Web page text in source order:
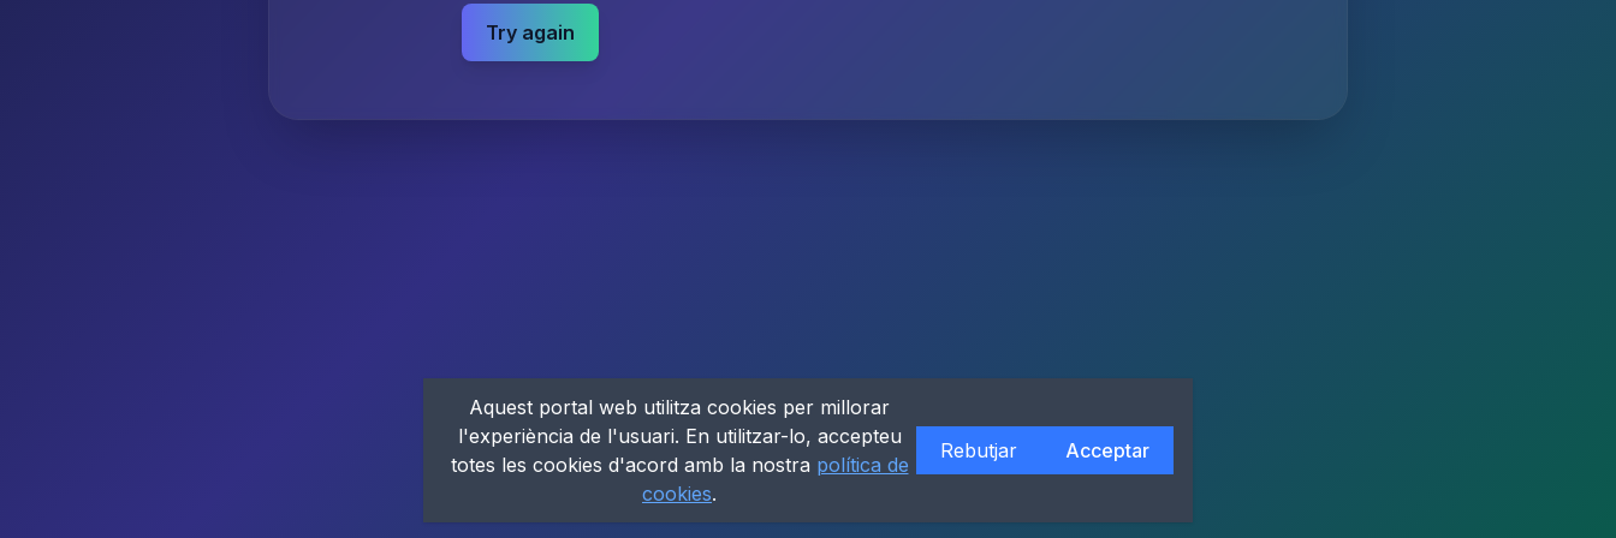
Try again
Aquest portal web utilitza cookies per millorar
l'experiència de l'usuari. En utilitzar-lo, accepteu
totes les cookies d'acord amb la nostra política de
cookies.
Rebutjar Acceptar